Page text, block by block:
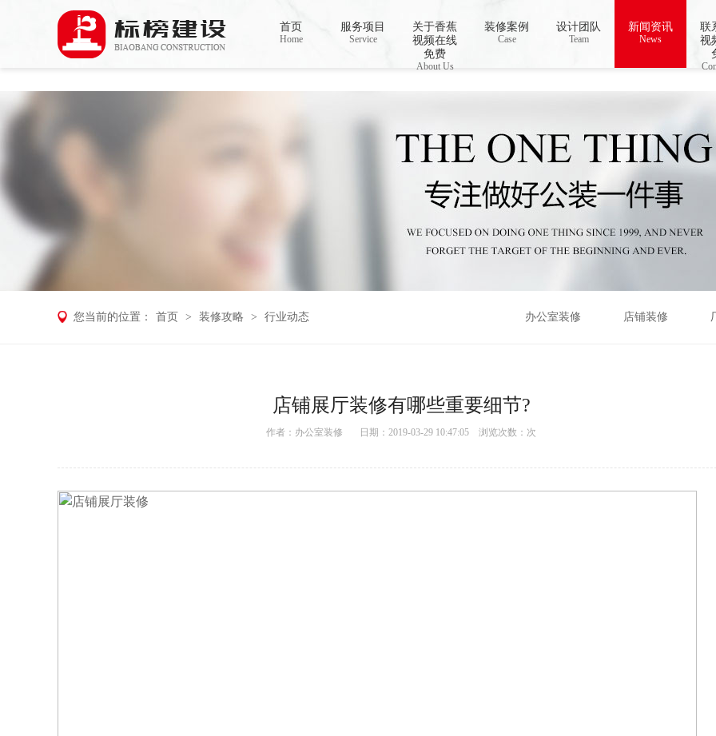
香蕉视频在线免费,香蕉视频导航,黄色香蕉视频下载,91香蕉APP成人污在线观看
首页
Home
服务项目
Service
关于香蕉
视频在线
免费
About Us
装修案例
Case
设计团队
Team
新闻资讯
News
联
视
您当前的位置： 首页 > 装修攻略 > 行业动态 办公室装修 店铺装修
店铺展厅装修有哪些重要细节?
作者： 办公室装修 日期：2019-03-29 10:47:05 浏览次数： 次